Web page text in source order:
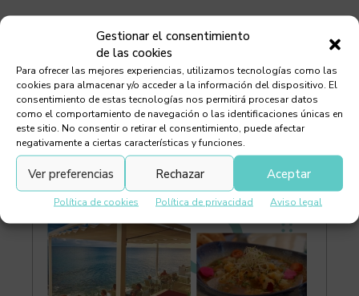
Gestionar el consentimiento
de las cookies
Para ofrecer las mejores experiencias, utilizamos tecnologías como las
cookies para almacenar y/o acceder a la información del dispositivo. El
consentimiento de estas tecnologías nos permitirá procesar datos
como el comportamiento de navegación o las identificaciones únicas en
este sitio. No consentir o retirar el consentimiento, puede afectar
negativamente a ciertas características y funciones.
Aceptar
Rechazar
Ver preferencias
Política de cookies Política de privacidad Aviso legal